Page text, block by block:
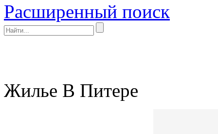
Расширенный поиск
Жилье В Питере